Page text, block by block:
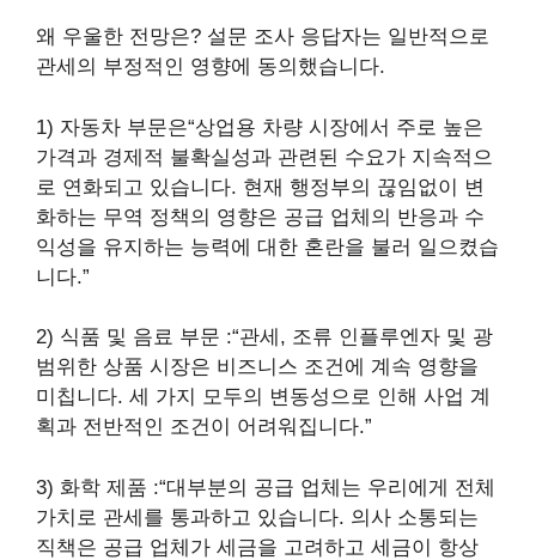
왜 우울한 전망은? 설문 조사 응답자는 일반적으로
관세의 부정적인 영향에 동의했습니다.
1) 자동차 부문은“상업용 차량 시장에서 주로 높은
가격과 경제적 불확실성과 관련된 수요가 지속적으
로 연화되고 있습니다. 현재 행정부의 끊임없이 변
화하는 무역 정책의 영향은 공급 업체의 반응과 수
익성을 유지하는 능력에 대한 혼란을 불러 일으켰습
니다.”
2) 식품 및 음료 부문 :“관세, 조류 인플루엔자 및 광
범위한 상품 시장은 비즈니스 조건에 계속 영향을
미칩니다. 세 가지 모두의 변동성으로 인해 사업 계
획과 전반적인 조건이 어려워집니다.”
3) 화학 제품 :“대부분의 공급 업체는 우리에게 전체
가치로 관세를 통과하고 있습니다. 의사 소통되는
직책은 공급 업체가 세금을 고려하고 세금이 항상